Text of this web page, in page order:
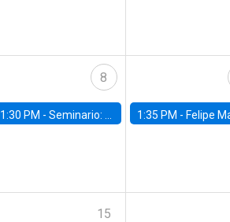
8
1:30 PM -Seminario: “Recuperando la humanidad para progresar en la era de la IA» 1:35 PM - Felipe Martínez, alumno Doctorado en
15